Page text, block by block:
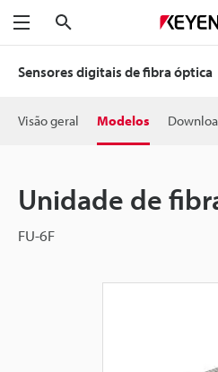
Menu
Sensores digitais de fibra óptica
Visão geral Modelos
Unidade de
FU-6F